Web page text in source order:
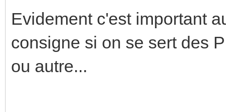
Evidement c'est important
consigne si on se sert des
ou autre...